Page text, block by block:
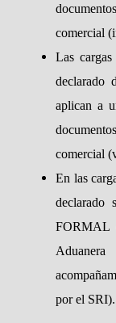
comercial
Las
declarado
aplican a
comercial
En las
declarado
FORMAL
por el SRI).